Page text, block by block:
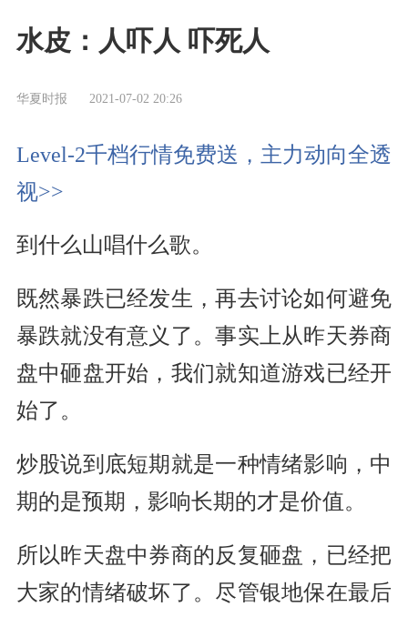
水皮：人吓人 吓死人
华夏时报 2021-07-02 20:26
Level-2千档行情免费送，主力动向全透
视>>
到什么山唱什么歌。
既然暴跌已经发生，再去讨论如何避免
暴跌就没有意义了。事实上从昨天券商
盘中砸盘开始，我们就知道游戏已经开
始了。
炒股说到底短期就是一种情绪影响，中
期的是预期，影响长期的才是价值。
所以昨天盘中券商的反复砸盘，已经把
大家的情绪破坏了。尽管银地保在最后